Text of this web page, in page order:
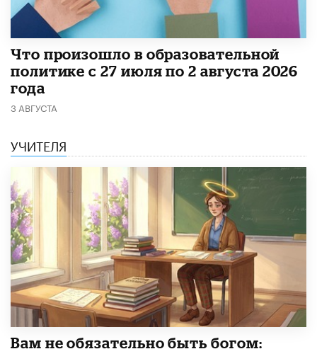
​Что произошло в образовательной
политике с 27 июля по 2 августа 2026
года
3 АВГУСТА
УЧИТЕЛЯ
​Вам не обязательно быть богом: